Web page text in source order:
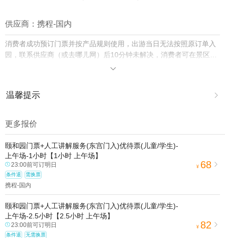
费用包含补充说明
含中文导游讲解一小时左右
【费用不包含】
园内小景点门票、园内龙舟、餐食及行程中未提及的其他费用。
供应商：携程-国内
消费者成功预订门票并按产品规则使用，出游当日无法按照原订单入
园，联系供应商（或去哪儿网）后10分钟未解决，消费者可在景区购
买门市价入园并保留票根，去哪儿网将双倍赔付差价。

温馨提示 
动（如跳伞、潜水、滑雪等）前，请务必仔细阅读
2.为普及旅游安全知识及旅游文明公约，使您的旅程顺利圆满完成，
特制定《去哪儿网旅游安全手册》 ，请您认真阅读并切实遵守。
更多报价
颐和园门票+人工讲解服务(东宫门入)优待票(儿童/学生)-
上午场-1小时【1小时 上午场】
23:00前可订明日
条件退 需换票
携程-国内
¥ 68 
颐和园门票+人工讲解服务(东宫门入)优待票(儿童/学生)-
上午场-2.5小时【2.5小时 上午场】
23:00前可订明日
条件退 无需换票
¥ 82 